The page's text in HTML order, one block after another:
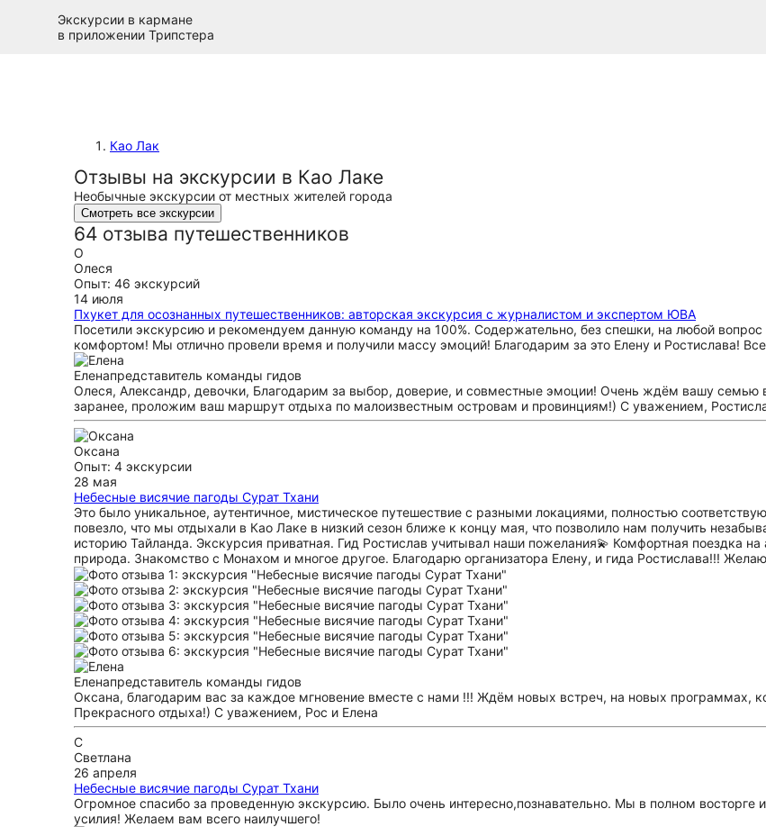
Экскурсии в кармане
в приложении Трипстера
Као Лак
Отзывы на экскурсии в Као Лаке
Необычные экскурсии от местных жителей города
Смотреть все экскурсии
64 отзыва путешественников
О
Олеся
Опыт: 46 экскурсий
14 июля
Пхукет для осознанных путешественников: авторская экскурсия с журналистом и экспертом ЮВА
Посетили экскурсию и рекомендуем данную команду на 100%. Содержательно, без спешки, на любой вопрос
комфортом! Мы отлично провели время и получили массу эмоций! Благодарим за это Елену и Ростислава!
Еленапредставитель команды гидов
Олеся, Александр, девочки, Благодарим за выбор, доверие, и совместные эмоции! Очень ждём вашу семью
заранее, проложим ваш маршрут отдыха по малоизвестным островам и провинциям!) С уважением,
Оксана
Опыт: 4 экскурсии
28 мая
Небесные висячие пагоды Сурат Тхани
Это было уникальное, аутентичное, мистическое путешествие с разными локациями, полностью
повезло, что мы отдыхали в Као Лаке в низкий сезон ближе к концу мая, что позволило нам получить
историю Тайланда. Экскурсия приватная. Гид Ростислав учитывал наши пожелания💫 Комфортная поездка
природа. Знакомство с Монахом и многое другое. Благодарю организатора Елену, и гида Ростислава!!!
Еленапредставитель команды гидов
Оксана, благодарим вас за каждое мгновение вместе с нами !!! Ждём новых встреч, на новых программах,
Прекрасного отдыха!) С уважением, Рос и Елена
С
Светлана
26 апреля
Небесные висячие пагоды Сурат Тхани
Огромное спасибо за проведенную экскурсию. Было очень интересно,познавательно. Мы в полном
усилия! Желаем вам всего наилучшего!